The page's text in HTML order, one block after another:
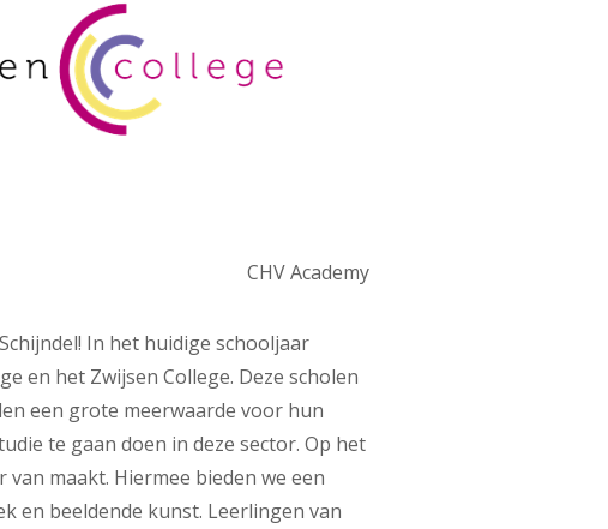
CHV Academy
In het huidige schooljaar
en het Zwijsen College. Deze scholen
een grote meerwaarde voor hun
te gaan doen in deze sector. Op het
maakt. Hiermee bieden we een
en beeldende kunst. Leerlingen van